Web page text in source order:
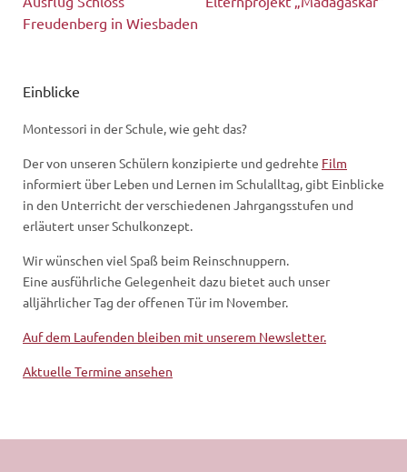
Freudenberg in Wiesbaden
Einblicke
Montessori in der Schule, wie geht das?
Der von unseren Schülern konzipierte und gedrehte Film
informiert über Leben und Lernen im Schulalltag, gibt Einblicke
in den Unterricht der verschiedenen Jahrgangsstufen und
erläutert unser Schulkonzept.
Wir wünschen viel Spaß beim Reinschnuppern.
Eine ausführliche Gelegenheit dazu bietet auch unser
alljährlicher Tag der offenen Tür im November.
Auf dem Laufenden bleiben mit unserem Newsletter.
Aktuelle Termine ansehen